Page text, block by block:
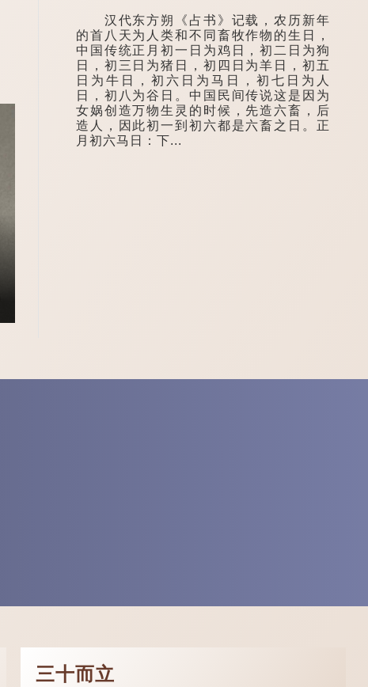
汉代东方朔《占书》记载，农历新年
的首八天为人类和不同畜牧作物的生日，
中国传统正月初一日为鸡日，初二日为狗
日，初三日为猪日，初四日为羊日，初五
日为牛日，初六日为马日，初七日为人
日，初八为谷日。中国民间传说这是因为
女娲创造万物生灵的时候，先造六畜，后
造人，因此初一到初六都是六畜之日。正
月初六马日：下...
三十而立